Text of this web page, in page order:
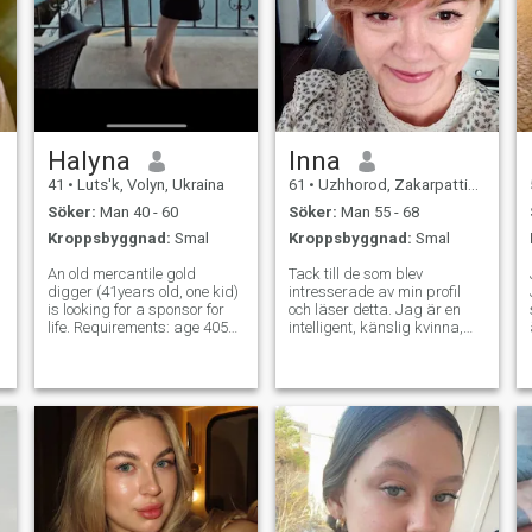
Halyna
41 • Luts'k, Volyn, Ukraina
Söker: Man 40 - 60
Kroppsbyggnad: Smal
An old mercantile gold
digger (41years old, one kid)
is looking for a sponsor for
life. Requirements: age 4057,
pojkar, snälla besvär er inte!
- Jag behöver ingen tävling!
Inna
61 • Uzhhorod, Zakarpattia, Ukraina
Söker: Man 55 - 68
Kroppsbyggnad: Smal
Tack till de som blev
intresserade av min profil
och läser detta. Jag är en
intelligent, känslig kvinna,
matlagning, lugna kvällar
såväl som att resa. I'm
following healthy way of life, I
try to keep fit, do exercising,
simple yoga, go for long
walks and keep healthy diet.
Jag följer en hälsosam
livsstil, jag försöker hålla